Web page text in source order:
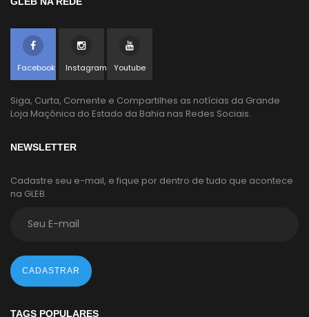
Facebook Instagram Youtube
Siga, Curta, Comente e Compartilhes as notícias da Grande
Loja Maçônica do Estado da Bahia nas Redes Sociais.
NEWSLETTER
Cadastre seu e-mail, e fique por dentro de tudo que acontece
na GLEB.
CADASTRAR
TAGS POPULARES